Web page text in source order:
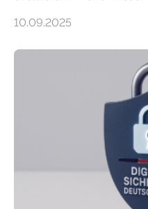
sich CAVECORE – ein
koordiniert wird. Ab dem
über einen Zeitraum von
Promovierende im
kognitiven Robotern
die mittels Sensoren ihre
Informationen
10.09.2025